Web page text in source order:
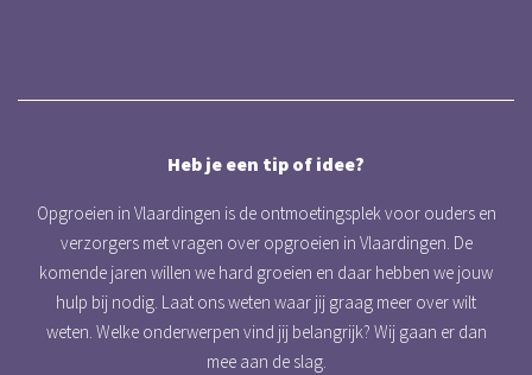
Heb je een tip of idee?
Opgroeien in Vlaardingen is de ontmoetingsplek voor ouders en
verzorgers met vragen over opgroeien in Vlaardingen. De
komende jaren willen we hard groeien en daar hebben we jouw
hulp bij nodig. Laat ons weten waar jij graag meer over wilt
weten. Welke onderwerpen vind jij belangrijk? Wij gaan er dan
mee aan de slag.